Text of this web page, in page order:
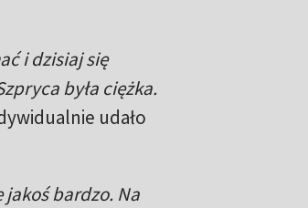
i dzisiaj się
była ciężka.
udało
jakoś bardzo. Na